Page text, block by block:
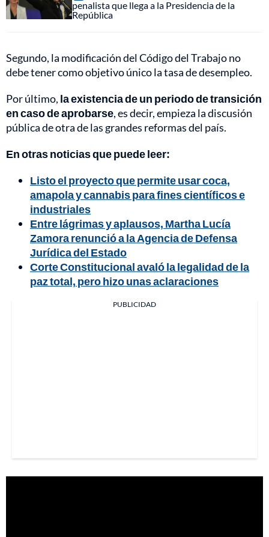
penalista que llega a la Presidencia de la
República
Segundo, la modificación del Código del Trabajo no
debe tener como objetivo único la tasa de desempleo.
Por último, la existencia de un periodo de transición
en caso de aprobarse, es decir, empieza la discusión
pública de otra de las grandes reformas del país.
En otras noticias que puede leer:
Listo el proyecto que permite usar coca,
amapola y cannabis para fines científicos e
industriales
Entre lágrimas y aplausos, Martha Lucía
Zamora renunció a la Agencia de Defensa
Jurídica del Estado
Corte Constitucional avaló la legalidad de la
paz total, pero hizo unas aclaraciones
PUBLICIDAD